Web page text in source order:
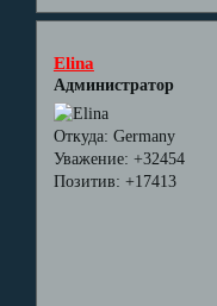
Elina
Администратор
Откуда: Germany
Уважение: +32454
Позитив: +17413